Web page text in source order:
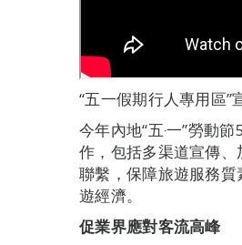
“五一假期行人專用區”
今年內地“五‧一”勞動
作，包括多渠道宣傳
聯繫，保障旅遊服務質
遊經濟。
促業界應對客流高峰